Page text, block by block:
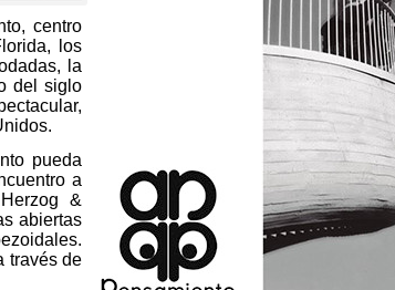
centro
los
la
del siglo
pueda
a
&
abiertas
través de